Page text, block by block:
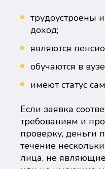
трудоустроены
доход;
являются
обучаются в
имеют статус
Если заявка
требованиям и
проверку, деньги
течение
лица, не